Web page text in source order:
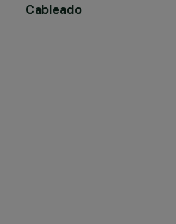
Cableado